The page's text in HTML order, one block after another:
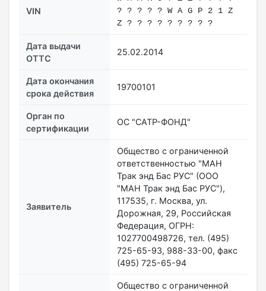
VIN
? ? ? ? ? W A G P 2 1 Z
Z ? ? ? ? ? ? ? ? ?
Дата выдачи
ОТТС
25.02.2014
Дата окончания
срока действия
19700101
Орган по
сертификации
ОС "САТР-ФОНД"
Заявитель
Общество с ограниченной
ответственностью "МАН
Трак энд Бас РУС" (ООО
"МАН Трак энд Бас РУС"),
117535, г. Москва, ул.
Дорожная, 29, Российская
Федерация, ОГРН:
1027700498726, тел. (495)
725-65-93, 988-33-00, факс
(495) 725-65-94
Общество с ограниченной